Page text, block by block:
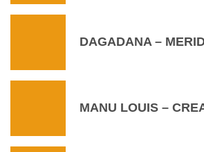
DAGADANA –
MANU LOUIS –